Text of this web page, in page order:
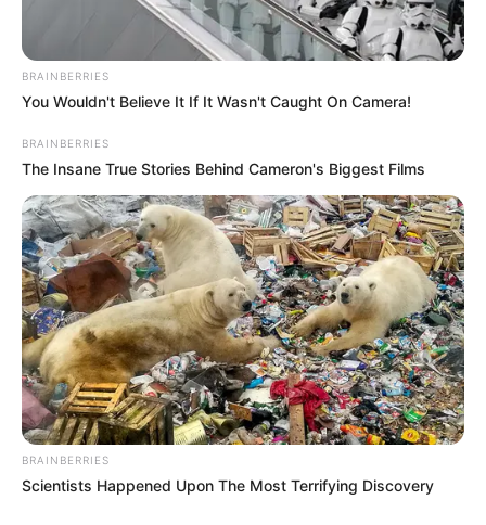
BRAINBERRIES
How Does "Darkest Hour" Spotted Secrets That No
One Knew?
BRAINBERRIES
You Wouldn't Believe It If It Wasn't Caught On Camera!
BRAINBERRIES
The Insane True Stories Behind Cameron's Biggest Films
BRAINBERRIES
Scientists Happened Upon The Most Terrifying Discovery